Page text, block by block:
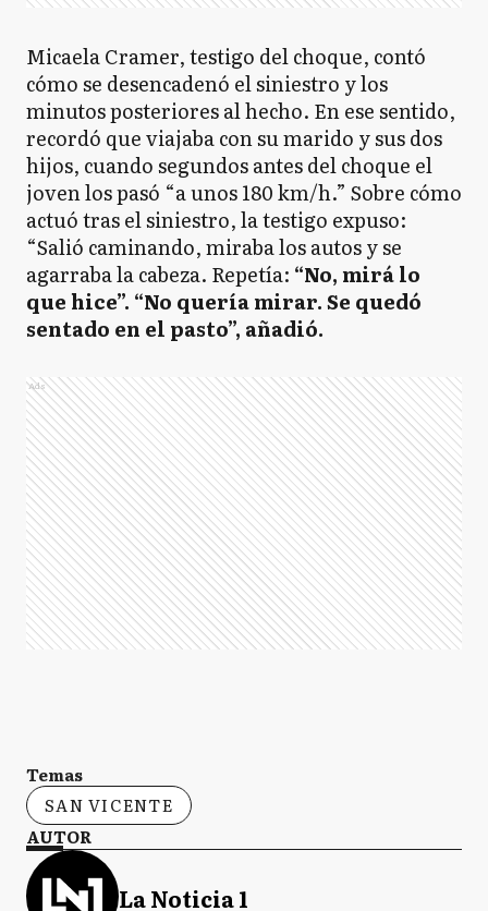
Micaela Cramer, testigo del choque, contó
cómo se desencadenó el siniestro y los
minutos posteriores al hecho. En ese sentido,
recordó que viajaba con su marido y sus dos
hijos, cuando segundos antes del choque el
joven los pasó “a unos 180 km/h.” Sobre cómo
actuó tras el siniestro, la testigo expuso:
“Salió caminando, miraba los autos y se
agarraba la cabeza. Repetía: “No, mirá lo
que hice”. “No quería mirar. Se quedó
sentado en el pasto”, añadió.
Ads
Temas
SAN VICENTE
AUTOR
La Noticia 1